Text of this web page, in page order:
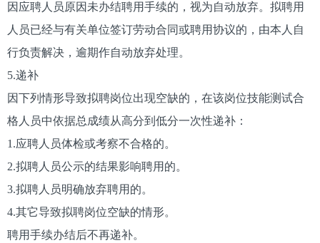
因应聘人员原因未办结聘用手续的，视为自动放弃。拟聘用
人员已经与有关单位签订劳动合同或聘用协议的，由本人自
行负责解决，逾期作自动放弃处理。
5.递补
因下列情形导致拟聘岗位出现空缺的，在该岗位技能测试合
格人员中依据总成绩从高分到低分一次性递补：
1.应聘人员体检或考察不合格的。
2.拟聘人员公示的结果影响聘用的。
3.拟聘人员明确放弃聘用的。
4.其它导致拟聘岗位空缺的情形。
聘用手续办结后不再递补。